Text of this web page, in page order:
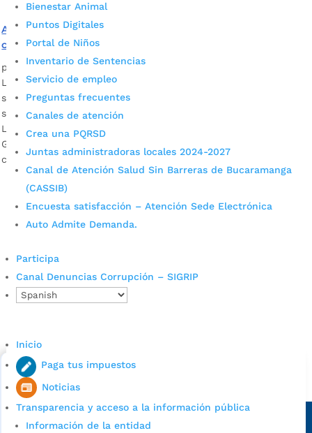
Bienestar Animal
Puntos Digitales
Portal de Niños
Inventario de Sentencias
Servicio de empleo
Preguntas frecuentes
Canales de atención
Crea una PQRSD
Juntas administradoras locales 2024-2027
Canal de Atención Salud Sin Barreras de Bucaramanga
(CASSIB)
Encuesta satisfacción – Atención Sede Electrónica
Auto Admite Demanda.
Participa
Canal Denuncias Corrupción – SIGRIP
Inicio
Paga tus impuestos
Noticias
Transparencia y acceso a la información pública
Información de la entidad
Alcaldía y Ejército trabajarán de la mano para mitigar
cualquier emergencia generada por lluvias
por Alcaldía de Bucaramanga|
La temporada de lluvias iniciará a mediados de este mes y
se prolongará hasta diciembre, según el Ideam. El Municipio
se alista para cualquier eventualidad. Descargar audios:
Luis Ernesto Ortega, coordinador de la Unidad Municipal de
Gestión de Riesgo / Teniente coronel Marwin Aguillón Bravo,
comandante del Batallón Caldas En el marco del plan de […]
Cupos Escolares Bucaramanga 2022
Bucaramanga.
Alcaldía de Bucaramanga
Sede principal